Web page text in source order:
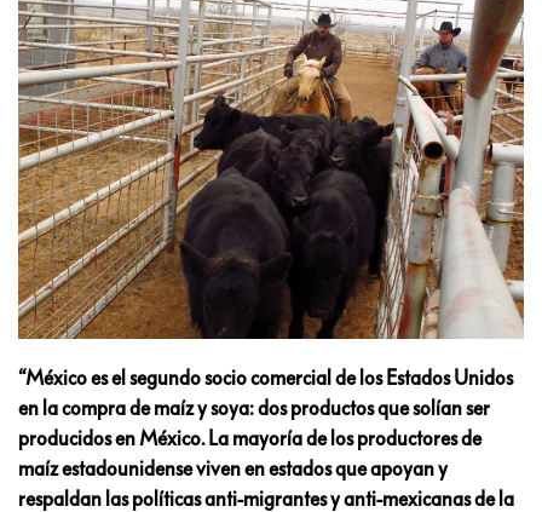
“México es el segundo socio comercial de los Estados Unidos
en la compra de maíz y soya: dos productos que solían ser
producidos en México. La mayoría de los productores de
maíz estadounidense viven en estados que apoyan y
respaldan las políticas anti-migrantes y anti-mexicanas de la